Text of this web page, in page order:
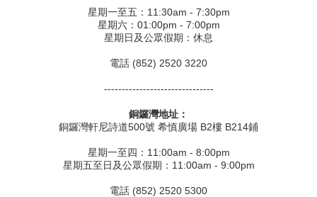
星期一至五：11:30am - 7:30pm
星期六：01:00pm - 7:00pm
星期日及公眾假期：休息
電話 (852) 2520 3220
-------------------------------
銅鑼灣地址：
銅鑼灣軒尼詩道500號 希慎廣場 B2樓 B214鋪
星期一至四：11:00am - 8:00pm
星期五至日及公眾假期：11:00am - 9:00pm
電話 (852) 2520 5300